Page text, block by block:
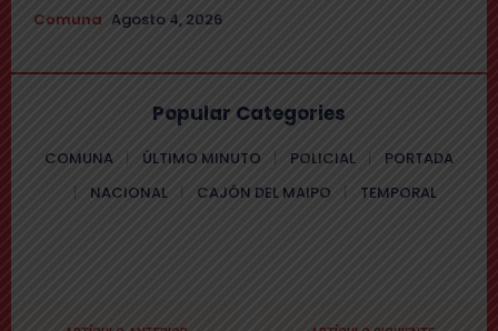
Comuna Agosto 4, 2026
Popular Categories
COMUNA ÚLTIMO MINUTO POLICIAL
PORTADA
NACIONAL
CAJÓN DEL MAIPO TEMPORAL